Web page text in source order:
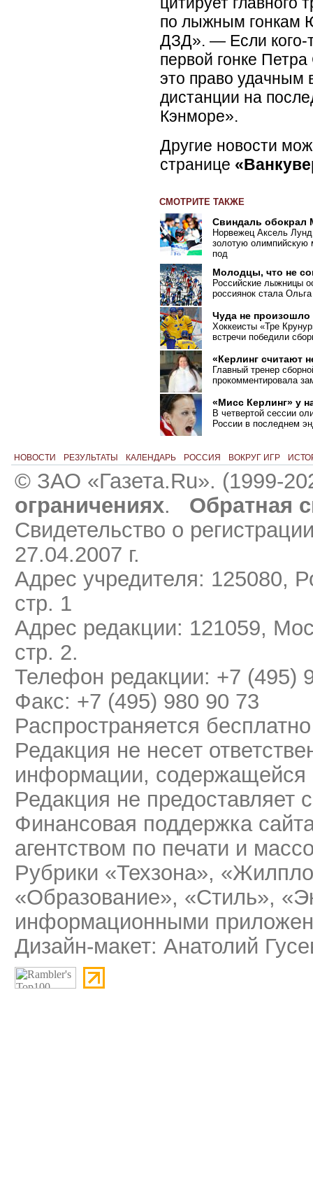
по лыжным гонкам
ДЗД». — Если кого-
первой гонке
это право удачным
дистанции на
Кэнморе».
Другие новости
странице
СМОТРИТЕ ТАКЖЕ
Свиндаль обокрал
Норвежец Аксель
золотую олимпийскую
под
Молодцы, что не
Российские лыжницы
россиянок стала
Чуда не произошло
Хоккеисты «Тре
встречи победили
«Керлинг считают
Главный тренер
прокомментировала
«Мисс Керлинг» у
В четвертой сессии
России в последнем
НОВОСТИ РЕЗУЛЬТАТЫ КАЛЕНДАРЬ РОССИЯ ВОКРУГ ИГР
© ЗАО «Газета.Ru». (1999-
ограничениях.
Обратная
Свидетельство о
27.04.2007 г.
Адрес учредителя: 125080,
стр. 1
Адрес редакции: 121059,
стр. 2.
Телефон редакции: +7 (495)
Факс: +7 (495) 980 90 73
Распространяется бесплатно
Редакция не несет
информации, содержащейся
Редакция не предоставляет
Финансовая поддержка
агентством по печати и
Рубрики «Техзона»,
«Образование», «Стиль»,
информационными
Дизайн-макет: Анатолий